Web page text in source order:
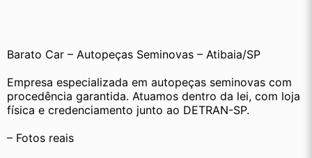
Barato Car – Autopeças Seminovas – Atibaia/SP
Empresa especializada em autopeças seminovas com
procedência garantida. Atuamos dentro da lei, com loja
física e credenciamento junto ao DETRAN-SP.
– Fotos reais